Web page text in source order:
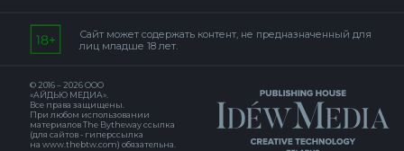
Сайт может содержать контент, не предназначенный для
лиц младше 18 лет.
© 2016 – 2026 ООО
«АЙДЬЮ МЕДИА».
Все права защищены.
При любом использовании
материалов The Bytheway ссылка
(для сайтов - гиперссылка
на www.thebtw.com) обязательна.